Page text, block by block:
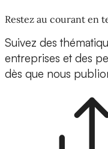
Restez au courant en
Suivez des
entreprises et des
dès que nous